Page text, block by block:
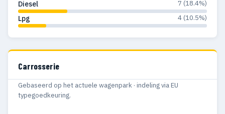
Diesel 7 (18.4%)
Lpg 4 (10.5%)
Carrosserie
Gebaseerd op het actuele wagenpark · indeling via EU
typegoedkeuring.